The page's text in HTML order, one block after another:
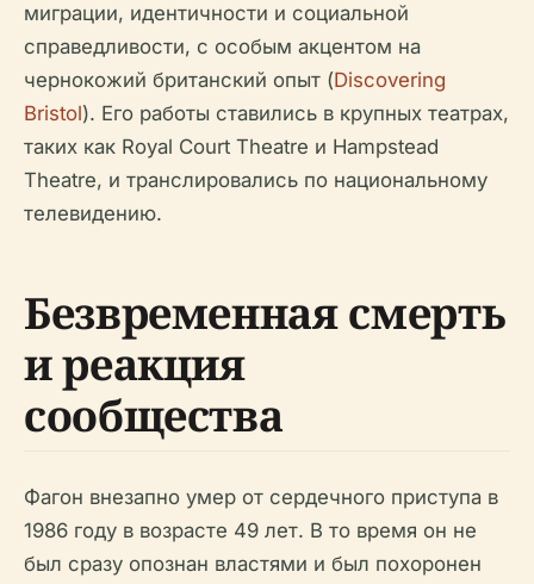
миграции, идентичности и социальной
справедливости, с особым акцентом на
чернокожий британский опыт (Discovering
Bristol). Его работы ставились в крупных театрах,
таких как Royal Court Theatre и Hampstead
Theatre, и транслировались по национальному
телевидению.
Безвременная смерть
и реакция
сообщества
Фагон внезапно умер от сердечного приступа в
1986 году в возрасте 49 лет. В то время он не
был сразу опознан властями и был похоронен